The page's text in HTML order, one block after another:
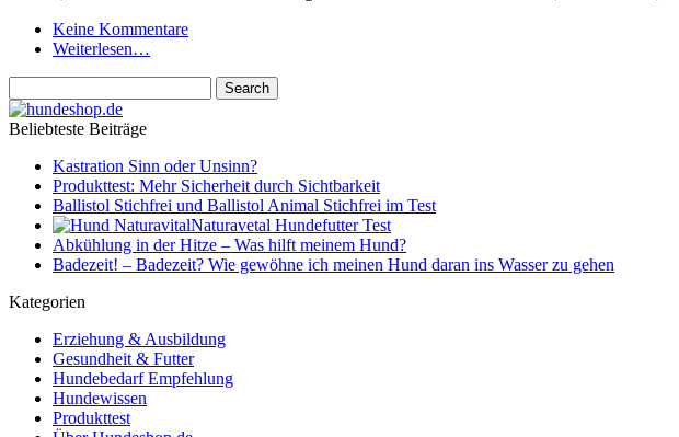
Keine Kommentare
Weiterlesen…
Beliebteste Beiträge
Kastration Sinn oder Unsinn?
Produkttest: Mehr Sicherheit durch Sichtbarkeit
Ballistol Stichfrei und Ballistol Animal Stichfrei im Test
Naturavetal Hundefutter Test
Abkühlung in der Hitze – Was hilft meinem Hund?
Badezeit! – Badezeit? Wie gewöhne ich meinen Hund daran ins Wasser zu gehen
Kategorien
Erziehung & Ausbildung
Gesundheit & Futter
Hundebedarf Empfehlung
Hundewissen
Produkttest